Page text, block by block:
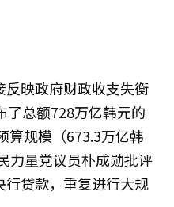
反映政府财政收支失衡
了总额728万亿韩元的
算规模（673.3万亿韩
力量党议员朴成勋批评
贷款，重复进行大规